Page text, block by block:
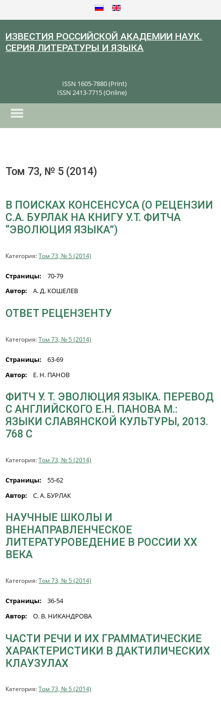
ИЗВЕСТИЯ РОССИЙСКОЙ АКАДЕМИИ НАУК.
СЕРИЯ ЛИТЕРАТУРЫ И ЯЗЫКА
ISSN 1605-7880 (Print)
ISSN 2413-7715 (Online)
Том 73, № 5 (2014)
В ПОИСКАХ КОНСЕНСУСА (О РЕЦЕНЗИИ
С.А. БУРЛАК НА КНИГУ У.Т. ФИТЧА
“ЭВОЛЮЦИЯ ЯЗЫКА”)
Категория:Том 73, № 5 (2014)
Страницы:
70-79
Автор:
А. Д. КОШЕЛЕВ
ОТВЕТ РЕЦЕНЗЕНТУ
Категория:Том 73, № 5 (2014)
Страницы:
63-69
Автор:
Е. Н. ПАНОВ
ФИТЧ У. Т. ЭВОЛЮЦИЯ ЯЗЫКА. ПЕРЕВОД
С АНГЛИЙСКОГО Е.Н. ПАНОВА М.:
ЯЗЫКИ СЛАВЯНСКОЙ КУЛЬТУРЫ, 2013.
768 С
Категория:Том 73, № 5 (2014)
Страницы:
55-62
Автор:
С. А. БУРЛАК
НАУЧНЫЕ ШКОЛЫ И
ВНЕНАПРАВЛЕНЧЕСКОЕ
ЛИТЕРАТУРОВЕДЕНИЕ В РОССИИ ХХ
ВЕКА
Категория:Том 73, № 5 (2014)
Страницы:
36-54
Автор:
О. В. НИКАНДРОВА
ЧАСТИ РЕЧИ И ИХ ГРАММАТИЧЕСКИЕ
ХАРАКТЕРИСТИКИ В ДАКТИЛИЧЕСКИХ
КЛАУЗУЛАХ
Категория:Том 73, № 5 (2014)